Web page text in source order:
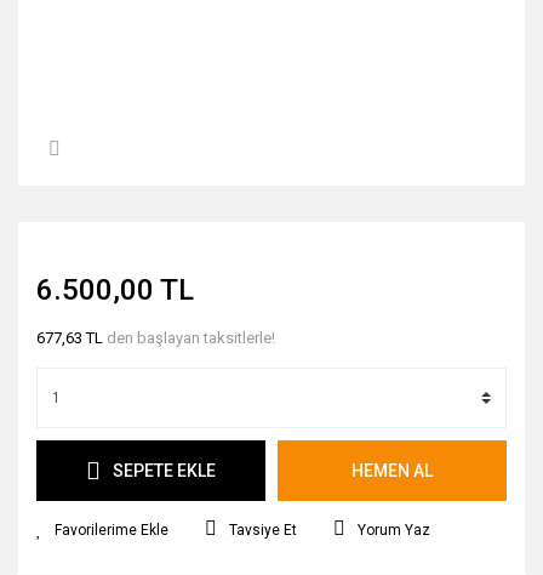
6.500,00 TL
677,63 TL den başlayan taksitlerle!
SEPETE EKLE HEMEN AL
Tavsiye Et Yorum Yaz